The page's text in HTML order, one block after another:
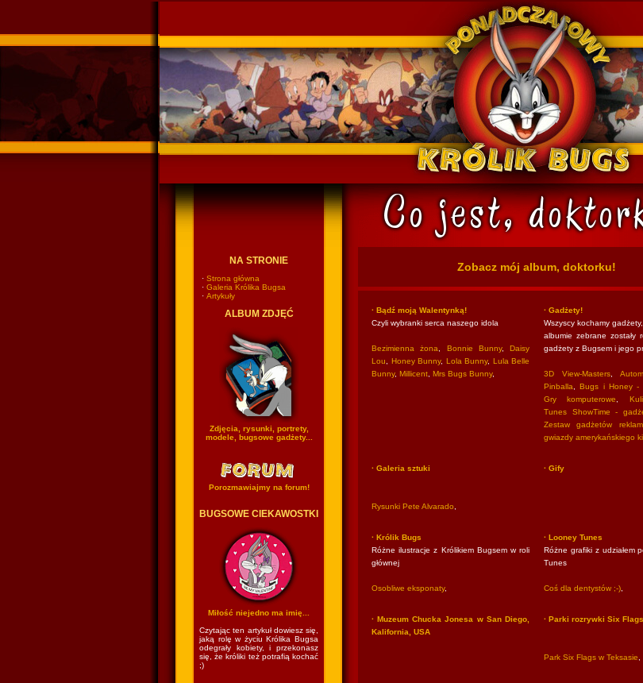
NA STRONIE
· Strona główna
· Galeria Królika Bugsa
· Artykuły
ALBUM ZDJĘĆ
Zdjęcia, rysunki, portrety,
modele, bugsowe gadżety...
Porozmawiajmy na forum!
BUGSOWE CIEKAWOSTKI
Miłość niejedno ma imię...
Czytając ten artykuł dowiesz się,
jaką rolę w życiu Królika Bugsa
odegrały kobiety, i przekonasz
się, że króliki też potrafią kochać
;)
Zobacz mój album, doktorku!
· Bądź moją Walentynką!
Czyli wybranki serca naszego idola
Bezimienna żona Bonnie Bunny, Daisy
Lou
Honey Bunny, Lola Bunny, Lula Belle
Bunny, Millicent Mrs Bugs Bunny,
· Gadżety!
Wszyscy kochamy
albumie zebrane zostały
gadżety z Bugsem i jego
3D View-Masters ,
Pinballa ,Bugs i Honey -
Gry komputerowe
Tunes ShowTime -
Zestaw gadżetów
gwiazdy amerykańskiego
· Galeria sztuki
Rysunki Pete Alvarado
· Gify
· Królik Bugs
Różne ilustracje z Królikiem Bugsem w roli
głównej
Osobliwe eksponaty,
· Looney Tunes
Różne grafiki z udziałem
Tunes
Coś dla dentystów ;-)
· Muzeum Chucka Jonesa w San Diego,
Kalifornia, USA
· Parki rozrywki Six Flags
Park Six Flags w Teksasie